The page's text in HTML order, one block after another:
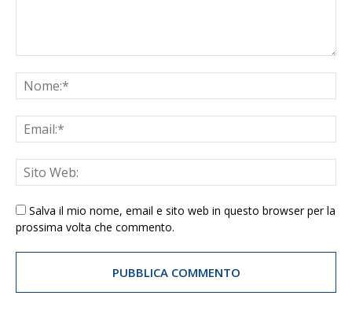
Salva il mio nome, email e sito web in questo browser per la
prossima volta che commento.